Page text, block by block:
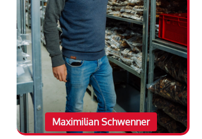
Maximilian Schwenner